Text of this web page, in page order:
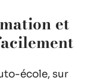
et
école, sur